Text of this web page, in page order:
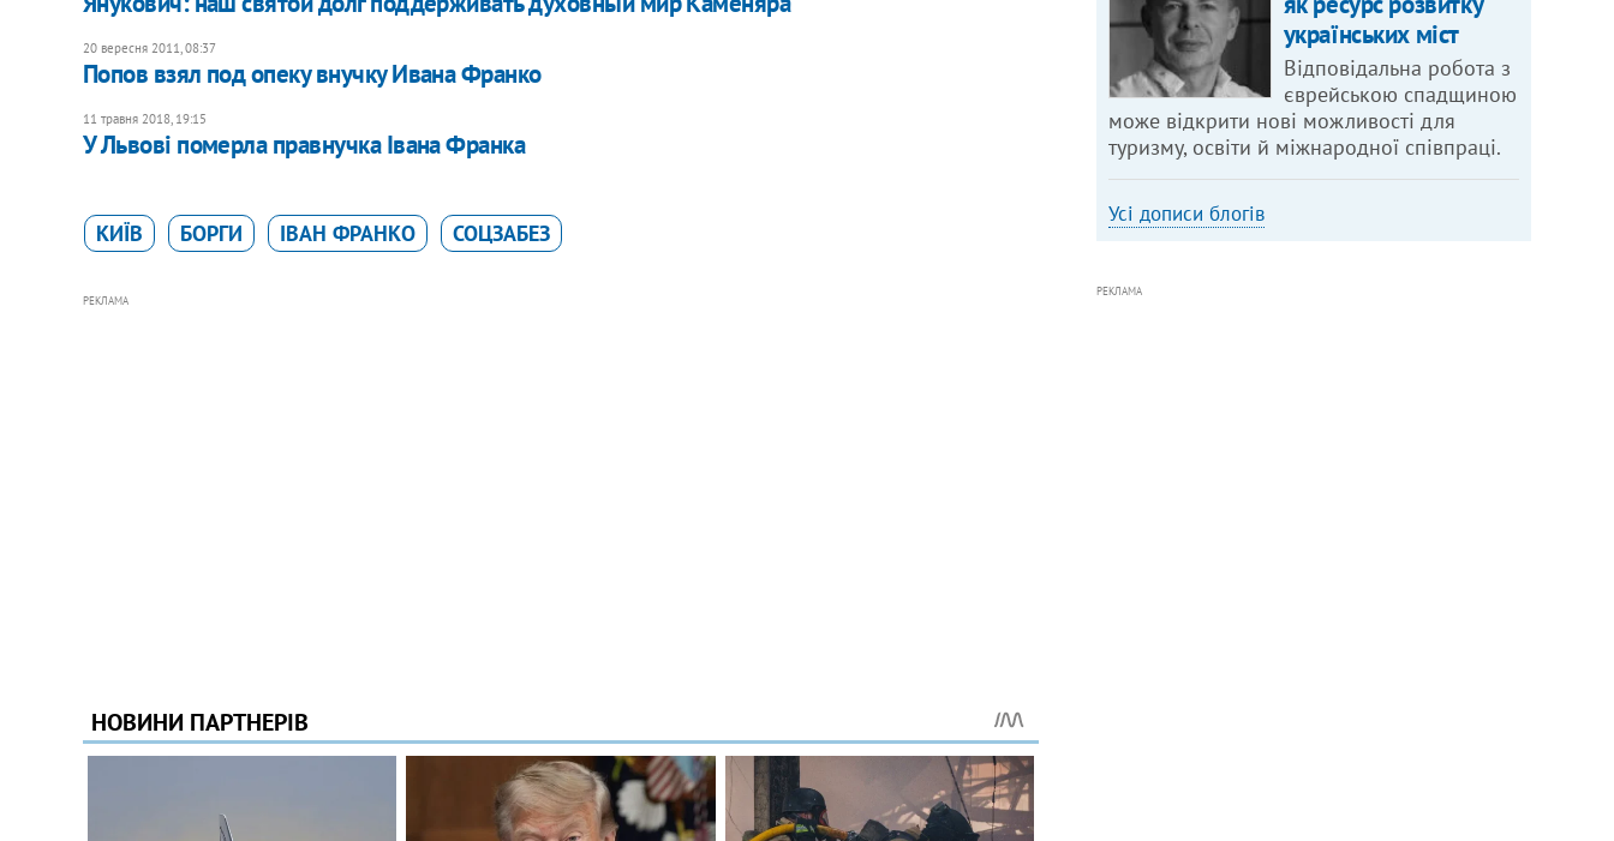
20 вересня 2011, 08:37
Попов взял под опеку внучку Ивана Франко
11 травня 2018, 19:15
У Львові померла правнучка Івана Франка
КИЇВ БОРГИ ІВАН ФРАНКО СОЦЗАБЕЗ
РЕКЛАМА
українських міст
Відповідальна робота з
єврейською спадщиною
може відкрити нові можливості для
туризму, освіти й міжнародної співпраці.
Усі дописи блогів
РЕКЛАМА